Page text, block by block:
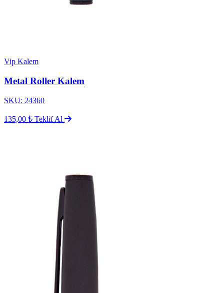
Vip Kalem
Metal Roller Kalem
SKU: 24360
135,00 ₺ Teklif Al